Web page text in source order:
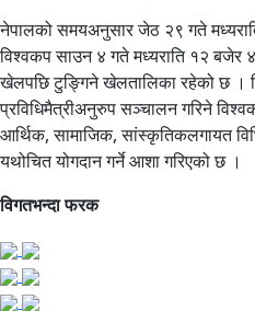
नेपालको समयअनुसार जेठ २९ गते
विश्वकप साउन ४ गते मध्यराति १२ बजेर
खेलपछि टुङ्गिने खेलतालिका रहेको छ ।
प्रविधिमैत्रीअनुरुप सञ्चालन गरिने
आर्थिक, सामाजिक, सांस्कृतिकलगायत
यथोचित योगदान गर्ने आशा गरिएको छ ।
विगतभन्दा फरक